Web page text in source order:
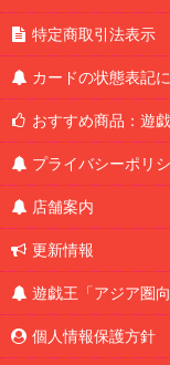
特定商取引法表示
カードの状態表記
おすすめ商品：遊
プライバシーポリ
店舗案内
更新情報
遊戯王「アジア圏
個人情報保護方針